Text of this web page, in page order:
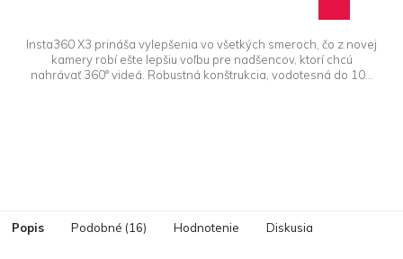
Insta360 X3 prináša vylepšenia vo všetkých smeroch, čo z novej
kamery robí ešte lepšiu voľbu pre nadšencov, ktorí chcú
nahrávať 360° videá. Robustná konštrukcia, vodotesná do 10...
Popis Podobné (16) Hodnotenie Diskusia